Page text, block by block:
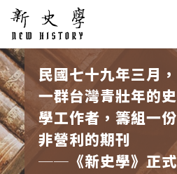
民國七十九年三月，
一群台灣青壯年的史
學工作者，籌組一份
非營利的期刊
──《新史學》正式